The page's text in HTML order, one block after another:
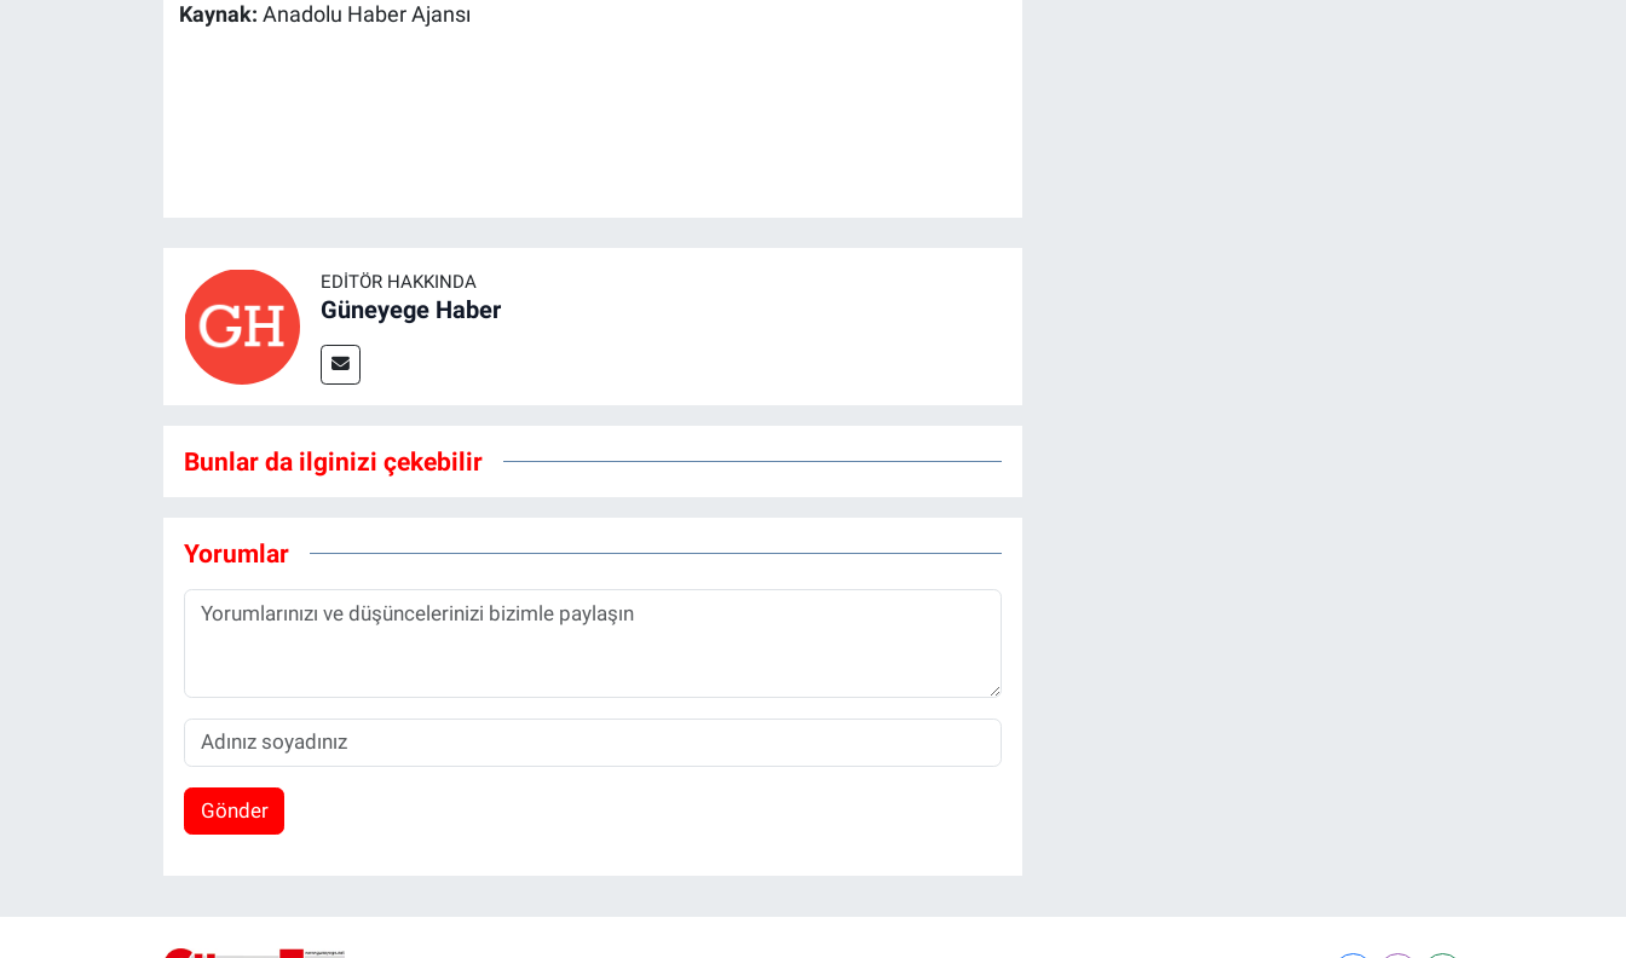
Kaynak: Anadolu Haber Ajansı
EDITÖR HAKKINDA
Güneyege Haber
Bunlar da ilginizi çekebilir
Yorumlar
Gönder